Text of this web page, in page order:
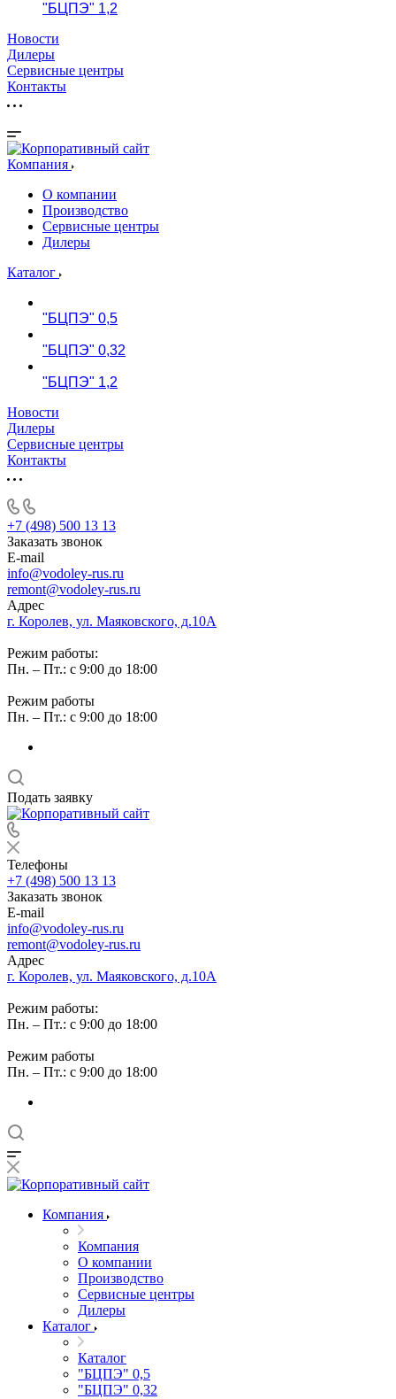
"БЦПЭ" 1,2
Новости
Дилеры
Сервисные центры
Контакты
Компания
О компании
Производство
Сервисные центры
Дилеры
Каталог
"БЦПЭ" 0,5
"БЦПЭ" 0,32
"БЦПЭ" 1,2
Новости
Дилеры
Сервисные центры
Контакты
+7 (498) 500 13 13
Заказать звонок
E-mail
info@vodoley-rus.ru
remont@vodoley-rus.ru
Адрес
г. Королев, ул. Маяковского, д.10А
Режим работы:
Пн. – Пт.: с 9:00 до 18:00
Режим работы
Пн. – Пт.: с 9:00 до 18:00
Подать заявку
Телефоны
+7 (498) 500 13 13
Заказать звонок
E-mail
info@vodoley-rus.ru
remont@vodoley-rus.ru
Адрес
г. Королев, ул. Маяковского, д.10А
Режим работы:
Пн. – Пт.: с 9:00 до 18:00
Режим работы
Пн. – Пт.: с 9:00 до 18:00
Компания
Компания
О компании
Производство
Сервисные центры
Дилеры
Каталог
Каталог
"БЦПЭ" 0,5
"БЦПЭ" 0,32